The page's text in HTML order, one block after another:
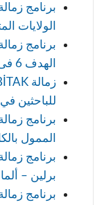
الولايات
الهدف 6 فى أوروبا 2025
للباحثين في
الممول
برلين – ألمانيا
برنامج